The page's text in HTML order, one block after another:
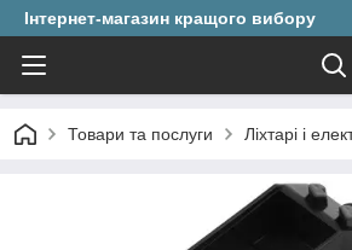
Інтернет-магазин кращого вибору
Товари та послуги Ліхтарі і